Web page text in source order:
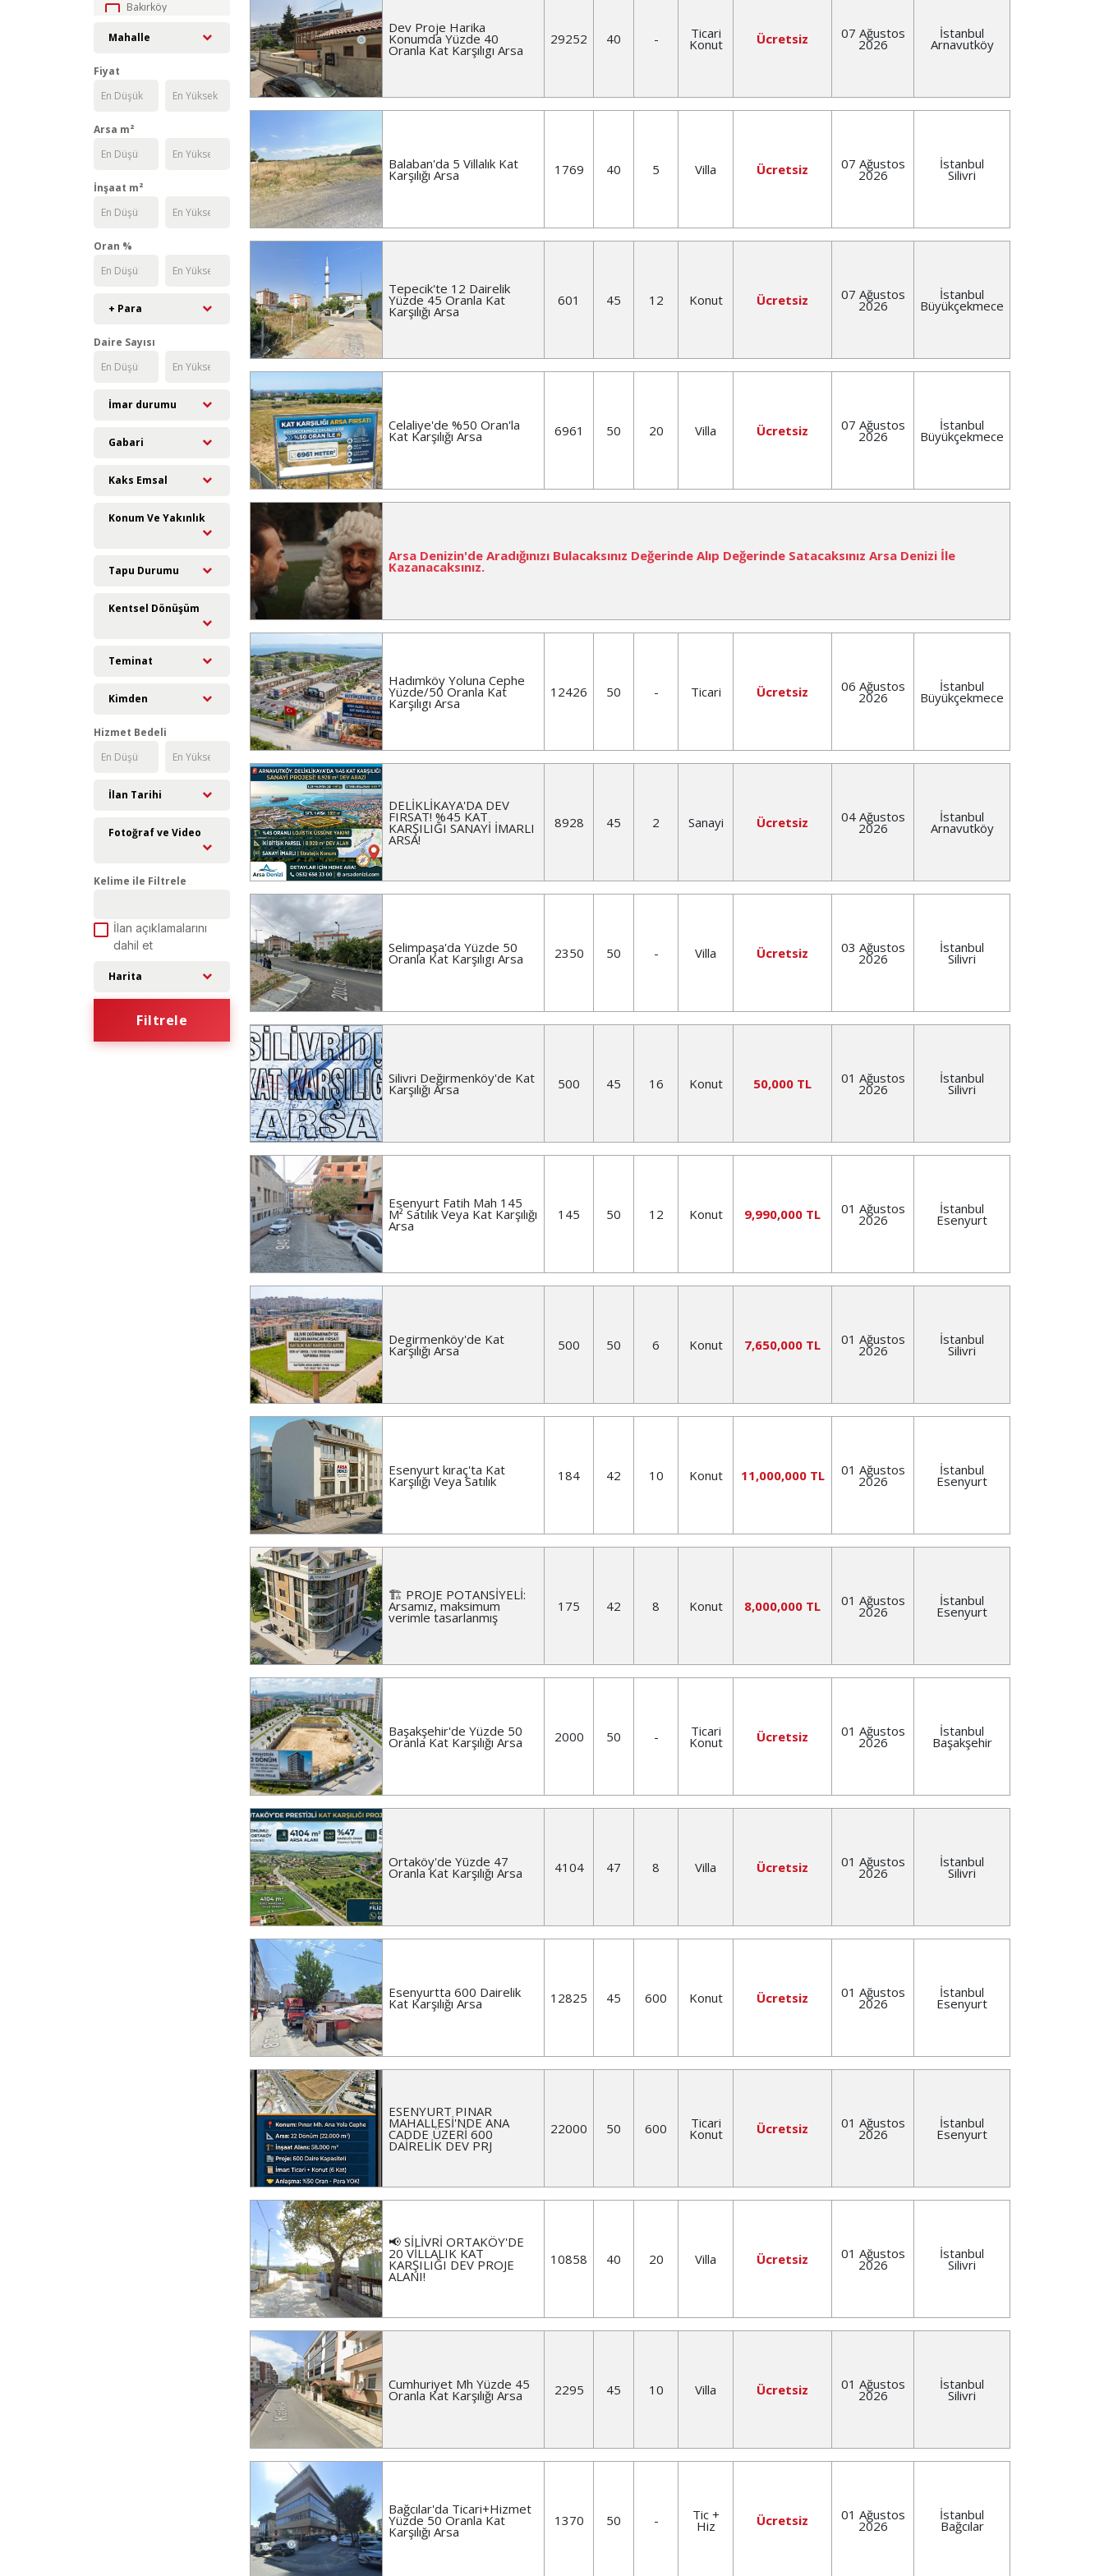
Bakırköy
Beykoz
Beyoğlu
Büyükçekmece
Esenler
Esenyurt
Gaziosmanpaşa
Kadıköy
Kağıthane
Küçükçekmece
Sancaktepe
Şile
Sultangazi
Üsküdar
Mahalle
Fiyat
Arsa m²
İnşaat m²
Oran %
+ Para
Daire Sayısı
İmar durumu
Gabari
Kaks Emsal
Konum Ve Yakınlık
Tapu Durumu
Kentsel Dönüşüm
Teminat
Kimden
Hizmet Bedeli
İlan Tarihi
Fotoğraf ve Video
Kelime ile Filtrele
İlan açıklamalarını
dahil et
Harita
Filtrele
Dev Proje Harika
Konumda Yüzde 40
Oranla Kat Karşılıgı Arsa
29252 40 - Ticari
Konut Ücretsiz 07 Ağustos
2026
İstanbul
Arnavutköy
Balaban'da 5 Villalık Kat
Karşılığı Arsa 1769 40 5 Villa Ücretsiz 07 Ağustos
2026
İstanbul
Silivri
Tepecik'te 12 Dairelik
Yüzde 45 Oranla Kat
Karşılığı Arsa
601 45 12 Konut Ücretsiz 07 Ağustos
2026
İstanbul
Büyükçekmece
Celaliye'de %50 Oran'la
Kat Karşılığı Arsa 6961 50 20 Villa Ücretsiz 07 Ağustos
2026
İstanbul
Büyükçekmece
Arsa Denizin'de Aradığınızı Bulacaksınız Değerinde Alıp Değerinde Satacaksınız Arsa Denizi İle
Kazanacaksınız.
Hadımköy Yoluna Cephe
Yüzde/50 Oranla Kat
Karşılıgı Arsa
12426 50 - Ticari Ücretsiz 06 Ağustos
2026
İstanbul
Büyükçekmece
DELİKLİKAYA'DA DEV
FIRSAT! %45 KAT
KARŞILIĞI SANAYİ İMARLI
ARSA!
8928 45 2 Sanayi Ücretsiz 04 Ağustos
2026
İstanbul
Arnavutköy
Selimpaşa'da Yüzde 50
Oranla Kat Karşılıgı Arsa 2350 50 - Villa Ücretsiz 03 Ağustos
2026
İstanbul
Silivri
Silivri Değirmenköy'de Kat
Karşılığı Arsa 500 45 16 Konut 50,000 TL 01 Ağustos
2026
İstanbul
Silivri
Esenyurt Fatih Mah 145
M² Satılık Veya Kat Karşılığı
Arsa
145 50 12 Konut 9,990,000 TL 01 Ağustos
2026
İstanbul
Esenyurt
Degirmenköy'de Kat
Karşılığı Arsa 500 50 6 Konut 7,650,000 TL 01 Ağustos
2026
İstanbul
Silivri
Esenyurt kıraç'ta Kat
Karşılığı Veya Satılık 184 42 10 Konut 11,000,000 TL 01 Ağustos
2026
İstanbul
Esenyurt
🏗️ PROJE POTANSİYELİ:
Arsamız, maksimum
verimle tasarlanmış
175 42 8 Konut 8,000,000 TL 01 Ağustos
2026
İstanbul
Esenyurt
Başakşehir'de Yüzde 50
Oranla Kat Karşılığı Arsa 2000 50 - Ticari
Konut Ücretsiz 01 Ağustos
2026
İstanbul
Başakşehir
Ortaköy'de Yüzde 47
Oranla Kat Karşılığı Arsa 4104 47 8 Villa Ücretsiz 01 Ağustos
2026
İstanbul
Silivri
Esenyurtta 600 Dairelik
Kat Karşılığı Arsa 12825 45 600 Konut Ücretsiz 01 Ağustos
2026
İstanbul
Esenyurt
ESENYURT PINAR
MAHALLESİ'NDE ANA
CADDE ÜZERİ 600
DAİRELİK DEV PRJ
22000 50 600 Ticari
Konut Ücretsiz 01 Ağustos
2026
İstanbul
Esenyurt
📢 SİLİVRİ ORTAKÖY'DE
20 VİLLALIK KAT
KARŞILIĞI DEV PROJE
ALANI!
10858 40 20 Villa Ücretsiz 01 Ağustos
2026
İstanbul
Silivri
Cumhuriyet Mh Yüzde 45
Oranla Kat Karşılığı Arsa 2295 45 10 Villa Ücretsiz 01 Ağustos
2026
İstanbul
Silivri
Bağcılar'da Ticari+Hizmet
Yüzde 50 Oranla Kat
Karşılığı Arsa
1370 50 - Tic +
Hiz Ücretsiz 01 Ağustos
2026
İstanbul
Bağcılar